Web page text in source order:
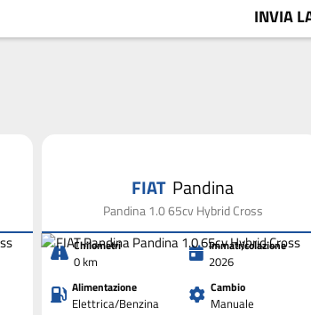
INVIA
FIAT Pandina
Pandina 1.0 65cv Hybrid Cross
Chilometri
0 km
Immatricolazione
2026
Alimentazione
Elettrica/Benzina
Cambio
Manuale